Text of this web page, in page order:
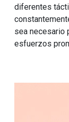
diferentes
sea necesario
esfuerzos